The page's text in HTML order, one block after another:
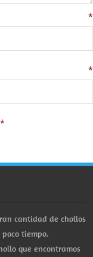
*
*
*
cantidad de chollos
tiempo.
que encontramos